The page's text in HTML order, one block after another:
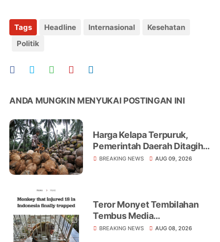
Tags Headline Internasional
Kesehatan
Politik
ANDA MUNGKIN MENYUKAI POSTINGAN INI
Harga Kelapa Terpuruk,
Pemerintah Daerah Ditagih
Realisasikan Program
BREAKING NEWS AUG 09, 2026
Teror Monyet Tembilahan
Tembus Media
Internasional, AFP Soroti 18
BREAKING NEWS AUG 08, 2026